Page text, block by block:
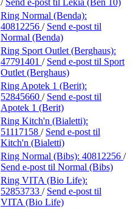
Ring Normal (Benda):
40812256 / Send e-post til
Normal (Benda)
Ring Sport Outlet (Berghaus):
47791401 / Send e-post til Sport
Outlet (Berghaus)
Ring Apotek 1 (Berit):
52845660 / Send e-post til
Apotek 1 (Berit)
Ring Kitch'n (Bialetti):
51117158 / Send e-post til
Kitch'n (Bialetti)
Ring Normal (Bibs): 40812256 /
Send e-post til Normal (Bibs)
Ring VITA (Bio Life):
52853733 / Send e-post til
VITA (Bio Life)